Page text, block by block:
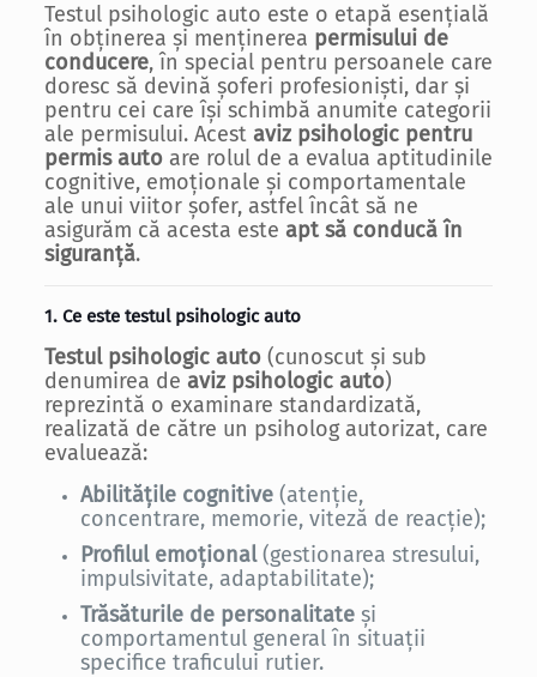
Testul psihologic auto este o etapă esențială
în obținerea și menținerea permisului de
conducere, în special pentru persoanele care
doresc să devină șoferi profesioniști, dar și
pentru cei care își schimbă anumite categorii
ale permisului. Acest aviz psihologic pentru
permis autoare rolul de a evalua aptitudinile
cognitive, emoționale și comportamentale
ale unui viitor șofer, astfel încât să ne
asigurăm că acesta este apt să conducă în
siguranță.
1. Ce este testul psihologic auto
Testul psihologic auto(cunoscut și sub
denumirea de aviz psihologic auto)
reprezintă o examinare standardizată,
realizată de către un psiholog autorizat, care
evaluează:
Abilitățile cognitive(atenție,
concentrare, memorie, viteză de reacție);
Profilul emoțional(gestionarea stresului,
impulsivitate, adaptabilitate);
Trăsăturile de personalitateși
comportamentul general în situații
specifice traficului rutier.